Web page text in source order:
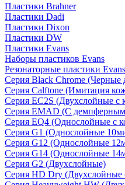
Пластики Brahner
Пластики Dadi
Пластики Dixon
Пластики DW
Пластики Evans
Наборы пластиков Evans
Резонаторные пластики Evans
Серия Black Chrome (Черные
Серия Calftone (Имитация
Серия EC2S (Двухслойные с
Серия EMAD (С
Серия EQ4 (Однослойные с
Серия G1 (Однослойные
Серия G12 (Однослойные
Серия G14 (Однослойные
Серия G2 (Двухслойные)
Серия HD Dry (Двухслойные